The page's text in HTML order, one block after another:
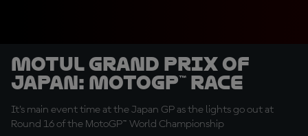
Motul Grand Prix of
Japan: MotoGP™ Race
It's main event time at the Japan GP as the lights go out at
Round 16 of the MotoGP™ World Championship